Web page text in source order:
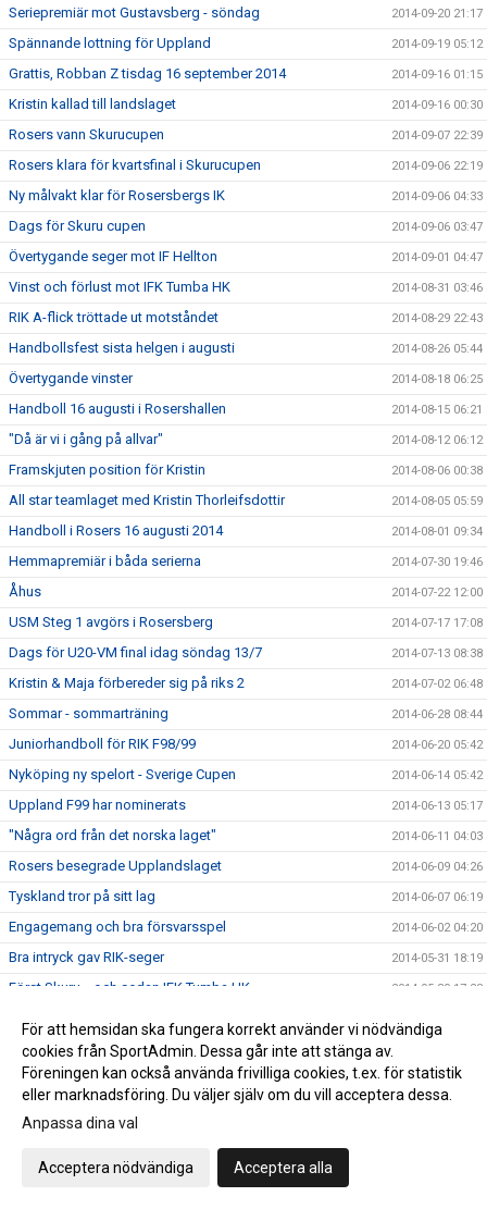
Seriepremiär mot Gustavsberg - söndag 2014-09-20 21:17
Spännande lottning för Uppland 2014-09-19 05:12
Grattis, Robban Z tisdag 16 september 2014 2014-09-16 01:15
Kristin kallad till landslaget 2014-09-16 00:30
Rosers vann Skurucupen 2014-09-07 22:39
Rosers klara för kvartsfinal i Skurucupen 2014-09-06 22:19
Ny målvakt klar för Rosersbergs IK 2014-09-06 04:33
Dags för Skuru cupen 2014-09-06 03:47
Övertygande seger mot IF Hellton 2014-09-01 04:47
Vinst och förlust mot IFK Tumba HK 2014-08-31 03:46
RIK A-flick tröttade ut motståndet 2014-08-29 22:43
Handbollsfest sista helgen i augusti 2014-08-26 05:44
Övertygande vinster 2014-08-18 06:25
Handboll 16 augusti i Rosershallen 2014-08-15 06:21
"Då är vi i gång på allvar" 2014-08-12 06:12
Framskjuten position för Kristin 2014-08-06 00:38
All star teamlaget med Kristin Thorleifsdottir 2014-08-05 05:59
Handboll i Rosers 16 augusti 2014 2014-08-01 09:34
Hemmapremiär i båda serierna 2014-07-30 19:46
Åhus 2014-07-22 12:00
USM Steg 1 avgörs i Rosersberg 2014-07-17 17:08
Dags för U20-VM final idag söndag 13/7 2014-07-13 08:38
Kristin & Maja förbereder sig på riks 2 2014-07-02 06:48
Sommar - sommarträning 2014-06-28 08:44
Juniorhandboll för RIK F98/99 2014-06-20 05:42
Nyköping ny spelort - Sverige Cupen 2014-06-14 05:42
Uppland F99 har nominerats 2014-06-13 05:17
"Några ord från det norska laget" 2014-06-11 04:03
Rosers besegrade Upplandslaget 2014-06-09 04:26
Tyskland tror på sitt lag 2014-06-07 06:19
Engagemang och bra försvarsspel 2014-06-02 04:20
Bra intryck gav RIK-seger 2014-05-31 18:19
Först Skuru... och sedan IFK Tumba HK 2014-05-30 17:28
A-flickorna vann träningsmatch
Träningsmatch mot Sthlmspolisen 2014-05-28 05:05
"Nu är det dags - Robbans-gristräning"
För att hemsidan ska fungera korrekt använder vi nödvändiga
cookies från SportAdmin. Dessa går inte att stänga av.
Föreningen kan också använda frivilliga cookies, t.ex. för statistik
eller marknadsföring. Du väljer själv om du vill acceptera dessa.
Anpassa dina val
Acceptera nödvändiga Acceptera alla